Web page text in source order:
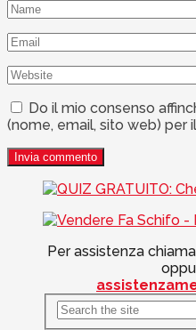
Do il mio consenso
(nome, email, sito web) per
Per assistenza